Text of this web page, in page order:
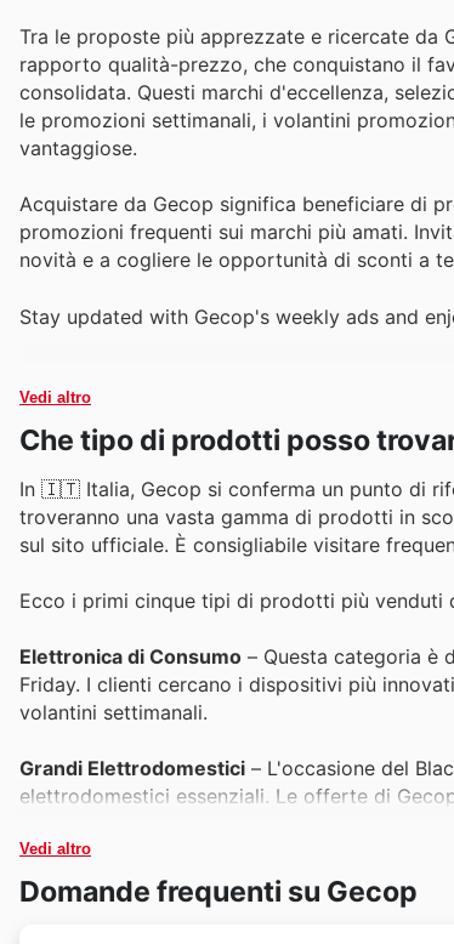
Tra le proposte più apprezzate e ricercate da
rapporto qualità-prezzo, che conquistano il
consolidata. Questi marchi d'eccellenza,
le promozioni settimanali, i volantini
vantaggiose.
Acquistare da Gecop significa beneficiare di
promozioni frequenti sui marchi più amati.
novità e a cogliere le opportunità di sconti a
Stay updated with Gecop's weekly ads and
Vedi altro
Che tipo di prodotti posso
In 🇮🇹 Italia, Gecop si conferma un punto di
troveranno una vasta gamma di prodotti in
sul sito ufficiale. È consigliabile visitare
Ecco i primi cinque tipi di prodotti più venduti
Elettronica di Consumo – Questa categoria è
Friday. I clienti cercano i dispositivi più
volantini settimanali.
Grandi Elettrodomestici – L'occasione del
elettrodomestici essenziali. Le offerte di
Piccoli Elettrodomestici
rappresentano un'ottima idea regalo. Gecop
sconti eccezionali nei suoi "deals".
Vedi altro
Domande frequenti su Gecop